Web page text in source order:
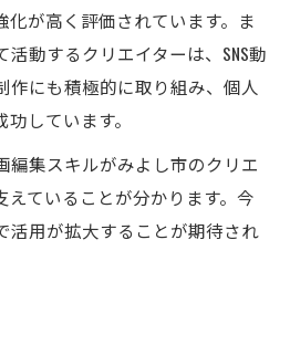
化が高く評価されています。ま
動するクリエイターは、SNS動
作にも積極的に取り組み、個人
しています。
編集スキルがみよし市のクリエ
えていることが分かります。今
活用が拡大することが期待され